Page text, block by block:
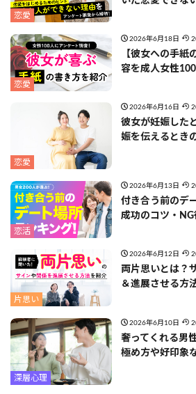
恋愛
恋愛
2026年6月18日
【彼女への手紙
容を成人女性
恋愛
2026年6月16日
彼女が妊娠した
娠を伝えるとき
恋活
2026年6月13日
付き合う前のデ
成功のコツ・
片思い
2026年6月12日
両片思いとは？
＆進展させる方
深層心理
2026年6月10日
奢ってくれる男
極め方や好印象